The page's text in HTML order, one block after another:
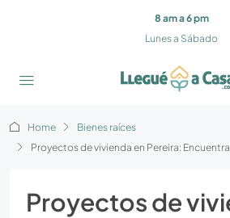
8 am a 6 pm
Lunes a Sábado
Home
Bienes raíces
Proyectos de vivienda en Pereira:
Proyectos de